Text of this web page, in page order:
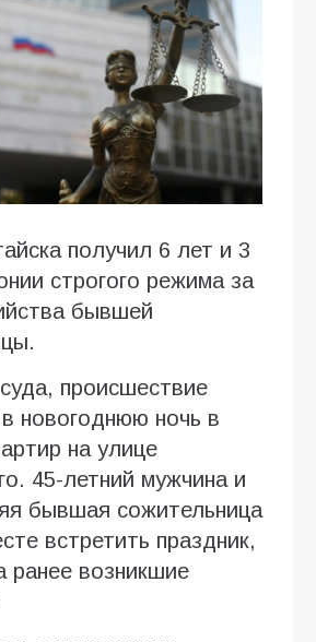
получил 6 лет и 3
строгого режима за
бывшей
происшествие
новогоднюю ночь в
на улице
45-летний мужчина и
бывшая сожительница
встретить праздник,
ранее возникшие